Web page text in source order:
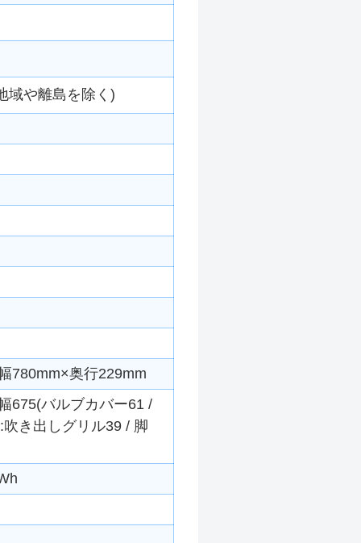
域や離島を除く)
780mm×奥行229mm
675(バルブカバー61 /
き出しグリル39 / 脚